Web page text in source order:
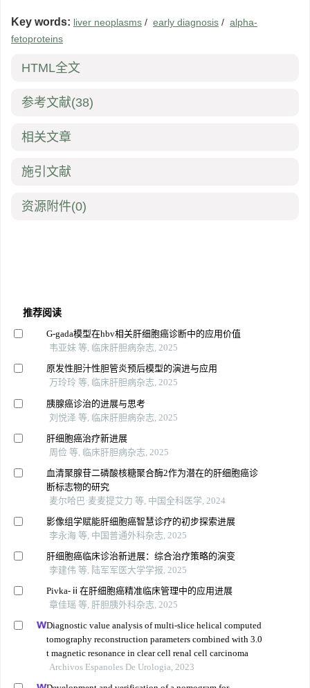
Key words: liver neoplasms / early diagnosis / alpha-
fetoproteins
HTML全文
参考文献(38)
相关文章
施引文献
资源附件(0)
推荐阅读
G-gada模型在hbv相关肝细胞癌诊断中的应用价值
韦亚妹 等, 临床肝胆病杂志, 2025
原发性胆汁性胆管炎预后模型的演进与应用
万玲玲 等, 临床肝胆病杂志, 2025
胰腺癌诊治的进展与思考
刘悦泽 等, 临床肝胆病杂志, 2025
肝细胞癌治疗新进展
周俭 等, 临床肝胆病杂志, 2025
血清聚腺苷二磷酸核糖聚合酶2作为潜在的肝细胞癌诊
断标志物的研究
麦尔哈巴·麦麦提艾力 等, 中国全科医学, 2024
影像组学赋能肝细胞癌智慧诊疗的初步探索进展
李永海 等, 中国普通外科杂志, 2025
肝细胞癌临床诊治新进展：综合治疗策略的演变
李建伟 等, 陆军军医大学学报, 2025
Pivka-ⅱ在肝细胞癌精准临床管理中的应用进展
章佳瑶 等, 肝胆胰外科杂志, 2025
Diagnostic value analysis of multi-slice helical computed
tomography reconstruction parameters combined with 3.0
t magnetic resonance in clear cell renal cell carcinoma
Archivos Espanoles De Urologia, 2023